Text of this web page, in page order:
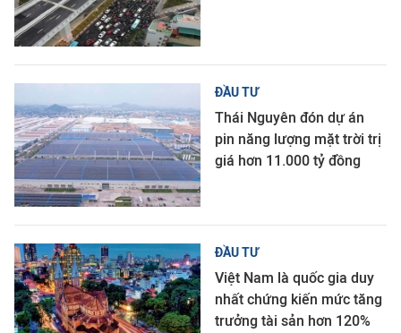
ĐẦU TƯ
Thái Nguyên đón dự án
pin năng lượng mặt trời trị
giá hơn 11.000 tỷ đồng
ĐẦU TƯ
Việt Nam là quốc gia duy
nhất chứng kiến mức tăng
trưởng tài sản hơn 120%